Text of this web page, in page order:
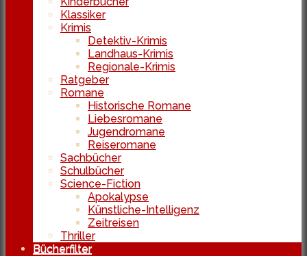
Klassiker
Krimis
Detektiv-Krimis
Landhaus-Krimis
Regionale-Krimis
Ratgeber
Romane
Historische Romane
Liebesromane
Jugendromane
Reiseromane
Sachbücher
Schulbücher
Science-Fiction
Apokalypse
Künstliche-Intelligenz
Zeitreisen
Thriller
Bücherfilter